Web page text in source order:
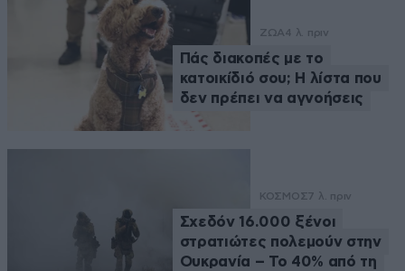
ΖΩΑ4 λ. πριν
Πάς διακοπές με το
κατοικίδιό σου; Η λίστα που
δεν πρέπει να αγνοήσεις
ΚΟΣΜΟΣ7 λ. πριν
Σχεδόν 16.000 ξένοι
στρατιώτες πολεμούν στην
Ουκρανία – Το 40% από τη